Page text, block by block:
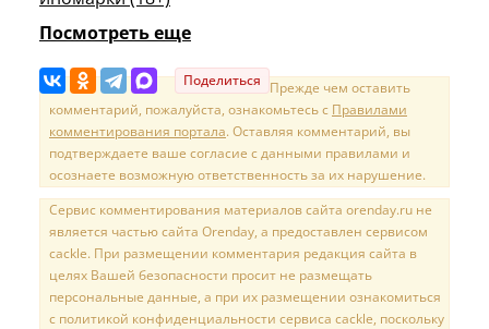
Посмотреть еще
Поделиться Прежде чем оставить
комментарий, пожалуйста, ознакомьтесь с Правилами
комментирования портала. Оставляя комментарий, вы
подтверждаете ваше согласие с данными правилами и
осознаете возможную ответственность за их нарушение.
Сервис комментирования материалов сайта orenday.ru не
является частью сайта Orenday, а предоставлен сервисом
cackle. При размещении комментария редакция сайта в
целях Вашей безопасности просит не размещать
персональные данные, а при их размещении ознакомиться
с политикой конфиденциальности сервиса cackle, поскольку